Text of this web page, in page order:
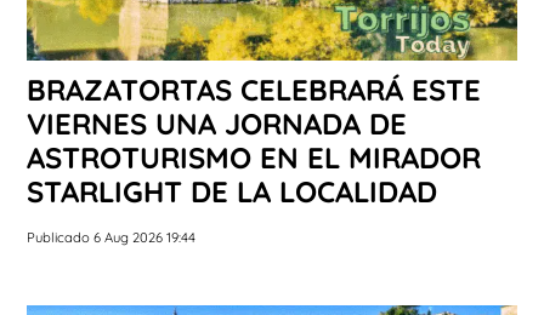
BRAZATORTAS CELEBRARÁ ESTE
VIERNES UNA JORNADA DE
ASTROTURISMO EN EL MIRADOR
STARLIGHT DE LA LOCALIDAD
Publicado 6 Aug 2026 19:44